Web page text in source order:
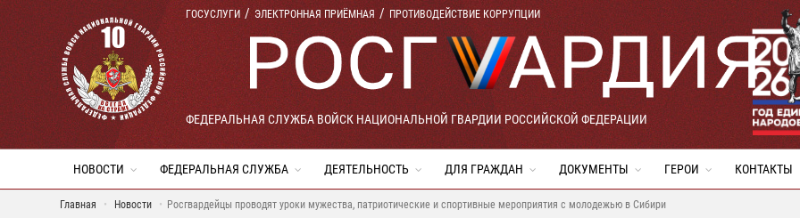
ГОСУСЛУГИ ЭЛЕКТРОННАЯ ПРИЁМНАЯ ПРОТИВОДЕЙСТВИЕ КОРРУПЦИИ
ФЕДЕРАЛЬНАЯ СЛУЖБА ВОЙСК НАЦИОНАЛЬНОЙ ГВАРДИИ РОССИЙСКОЙ ФЕДЕРАЦИИ
НОВОСТИ ФЕДЕРАЛЬНАЯ СЛУЖБА ДЕЯТЕЛЬНОСТЬ ДЛЯ ГРАЖДАН ДОКУМЕНТЫ ГЕРОИ КОНТАКТЫ
Главная Новости Росгвардейцы проводят уроки мужества, патриотические и спортивные мероприятия с молодежью в Сибири